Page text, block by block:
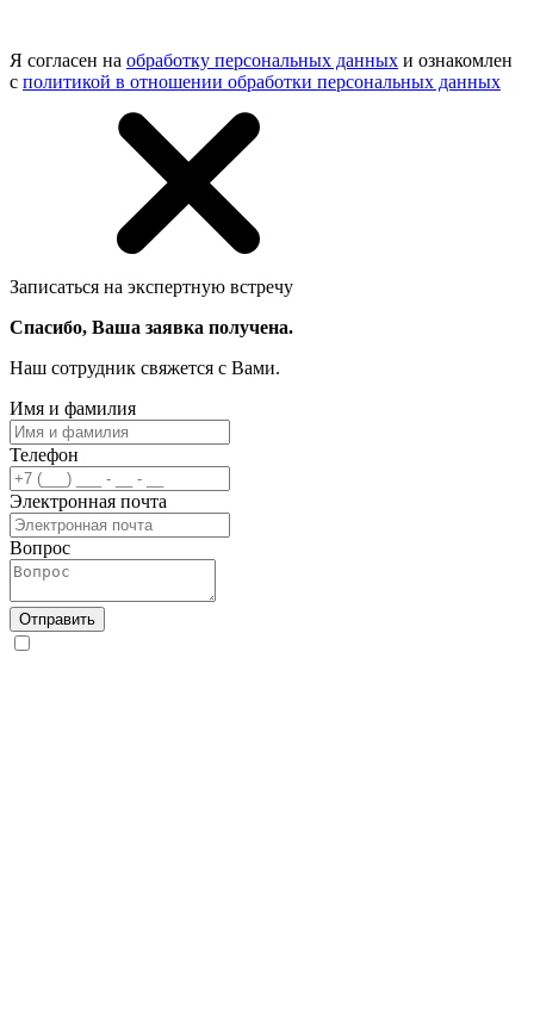
Я согласен на обработку персональных данных и ознакомлен
с политикой в отношении обработки персональных данных
Записаться на экспертную встречу
Спасибо, Ваша заявка получена.
Наш сотрудник свяжется с Вами.
Имя и фамилия
Телефон
Электронная почта
Вопрос
Отправить